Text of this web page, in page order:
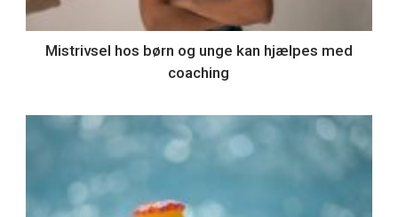
Mistrivsel hos børn og unge kan hjælpes med
coaching